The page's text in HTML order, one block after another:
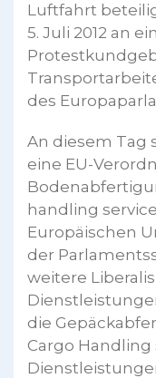
Luftfahrt
5. Juli 2012 an
des
An diesem Tag
eine EU-
handling
Europäischen
der
weitere
die
Cargo